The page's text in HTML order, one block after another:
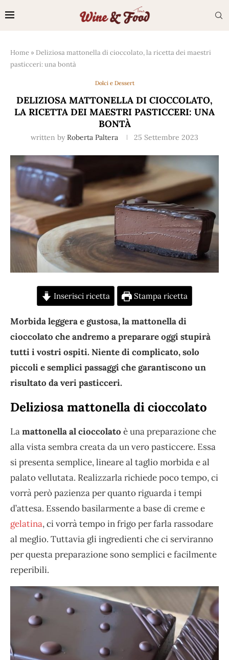
Home » Deliziosa mattonella di cioccolato, la ricetta dei maestri
pasticceri: una bontà
Dolci e Dessert
DELIZIOSA MATTONELLA DI CIOCCOLATO,
LA RICETTA DEI MAESTRI PASTICCERI: UNA
BONTÀ
written by Roberta Paltera 25 Settembre 2023
Inserisci ricetta Stampa ricetta
Morbida leggera e gustosa, la mattonella di
cioccolato che andremo a preparare oggi stupirà
tutti i vostri ospiti. Niente di complicato, solo
piccoli e semplici passaggi che garantiscono un
risultato da veri pasticceri.
Deliziosa mattonella di cioccolato
Lamattonella al cioccolato è una preparazione che
alla vista sembra creata da un vero pasticcere. Essa
si presenta semplice, lineare al taglio morbida e al
palato vellutata. Realizzarla richiede poco tempo, ci
vorrà però pazienza per quanto riguarda i tempi
d’attesa. Essendo basilarmente a base di creme e
gelatina, ci vorrà tempo in frigo per farla rassodare
al meglio. Tuttavia gli ingredienti che ci serviranno
per questa preparazione sono semplici e facilmente
reperibili.